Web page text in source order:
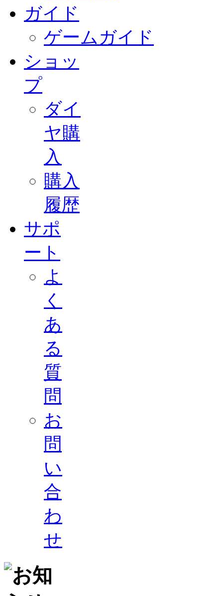
ガイド
ゲームガイド
ショッ
プ
ダイ
ヤ購
入
購入
履歴
サポ
ート
よ
く
あ
る
質
問
お
問
い
合
わ
せ